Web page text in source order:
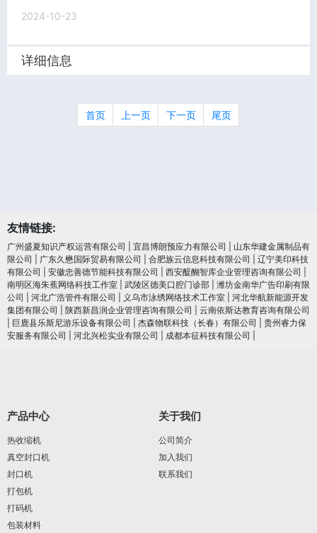
2024-10-23
详细信息
首页 上一页 下一页 尾页
友情链接:
广州盛夏知识产权运营有限公司 宜昌博朗预应力有限公司
山东华建金属制品有
限公司
广东久懋国际贸易有限公司 合肥族云信息科技有限公司
辽宁美印科技
有限公司
安徽忠善德节能科技有限公司 西安醍醐智库企业管理咨询有限公司
南明区海朱蕉网络科技工作室
武陵区德美口腔门诊部
潍坊金南华广告印刷有限
公司
河北广浩管件有限公司 义乌市泳绣网络技术工作室
河北华航新能源开发
集团有限公司
陕西新昌润企业管理咨询有限公司
云南依斯达教育咨询有限公司
巨鹿县乐斯尼游乐设备有限公司 杰森物联科技（长春）有限公司
贵州睿力保
安服务有限公司
河北兴松实业有限公司 成都本征科技有限公司
产品中心
热收缩机
真空封口机
封口机
打包机
打码机
包装材料
关于我们
公司简介
加入我们
联系我们